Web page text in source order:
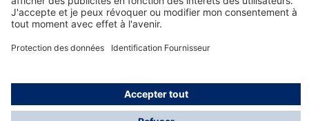
Informations sur les produits
© Dräger France SAS, 2024
*Prix hors taxe. Frais de gestion et de livraison standard